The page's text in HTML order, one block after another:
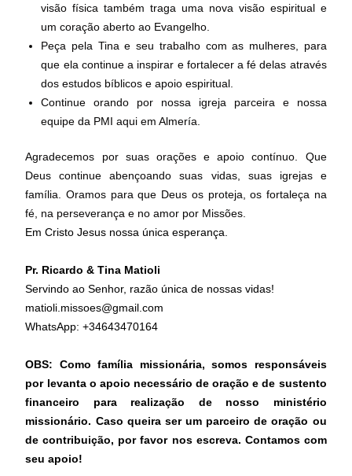
visão física também traga uma nova visão espiritual e
um coração aberto ao Evangelho.
Peça pela Tina e seu trabalho com as mulheres, para
que ela continue a inspirar e fortalecer a fé delas através
dos estudos bíblicos e apoio espiritual.
Continue orando por nossa igreja parceira e nossa
equipe da PMI aqui em Almería.
Agradecemos por suas orações e apoio contínuo. Que
Deus continue abençoando suas vidas, suas igrejas e
família. Oramos para que Deus os proteja, os fortaleça na
fé, na perseverança e no amor por Missões.
Em Cristo Jesus nossa única esperança.
Pr. Ricardo & Tina Matioli
Servindo ao Senhor, razão única de nossas vidas!
matioli.missoes@gmail.com
WhatsApp: +34643470164
OBS: Como família missionária, somos responsáveis
por levanta o apoio necessário de oração e de sustento
financeiro para realização de nosso ministério
missionário. Caso queira ser um parceiro de oração ou
de contribuição, por favor nos escreva. Contamos com
seu apoio!